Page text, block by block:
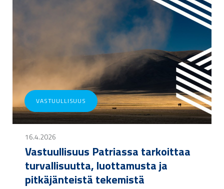
VASTUULLISUUS
16.4.2026
Vastuullisuus Patriassa tarkoittaa
turvallisuutta, luottamusta ja
pitkäjänteistä tekemistä